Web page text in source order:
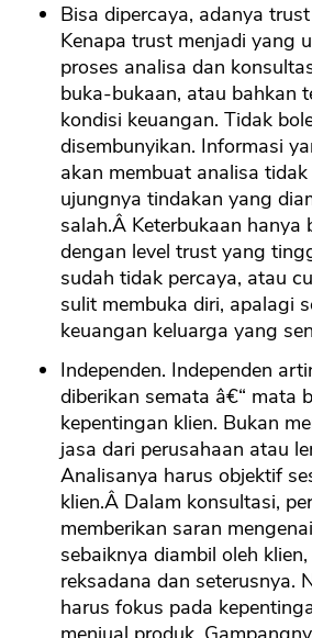
Bisa dipercaya, adanya
Kenapa trust menjadi yang
proses analisa dan
buka-bukaan, atau bahkan
kondisi keuangan. Tidak
disembunyikan. Informasi
akan membuat analisa
ujungnya tindakan yang
salah.Â Keterbukaan hanya
dengan level trust yang
sudah tidak percaya, atau
sulit membuka diri, apalagi
keuangan keluarga yang
Independen. Independen
diberikan semata â€“ mata
kepentingan klien. Bukan
jasa dari perusahaan atau
Analisanya harus objektif
klien.Â Dalam konsultasi,
memberikan saran
sebaiknya diambil oleh
reksadana dan seterusnya.
harus fokus pada